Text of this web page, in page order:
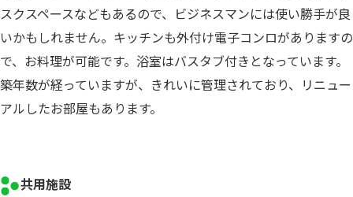
スクスペースなどもあるので、ビジネスマンには使い勝手が良
いかもしれません。キッチンも外付け電子コンロがありますの
で、お料理が可能です。浴室はバスタブ付きとなっています。
築年数が経っていますが、きれいに管理されており、リニュー
アルしたお部屋もあります。
共用施設